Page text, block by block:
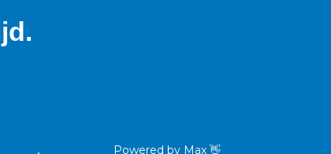
Powered by Max 👋